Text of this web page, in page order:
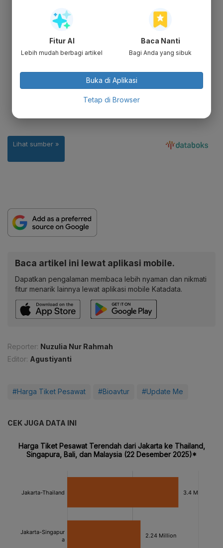
Baca artikel ini lewat aplikasi mobile.
Dapatkan pengalaman membaca lebih nyaman dan nikmati
fitur menarik lainnya lewat aplikasi mobile Katadata.
Reporter: Nuzulia Nur Rahmah
Editor: Agustiyanti
#Harga Tiket Pesawat #Bioavtur #Update Me
CEK JUGA DATA INI
Fitur AI
Lebih mudah berbagi artikel
Baca Nanti
Bagi Anda yang sibuk
Buka di Aplikasi
Tetap di Browser